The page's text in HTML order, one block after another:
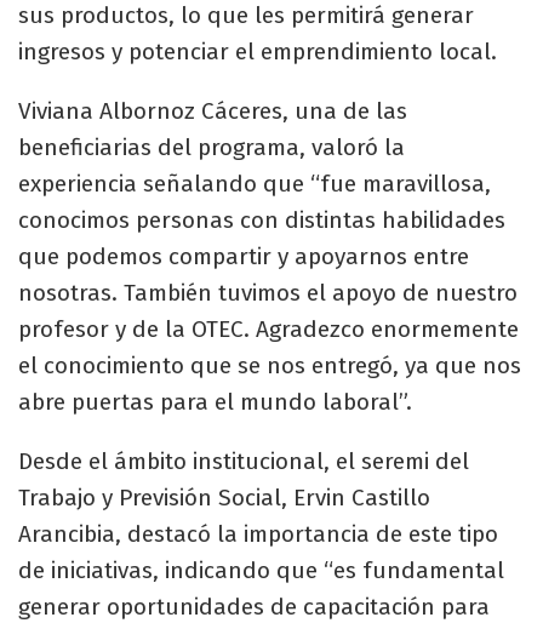
sus productos, lo que les permitirá generar
ingresos y potenciar el emprendimiento local.
Viviana Albornoz Cáceres, una de las
beneficiarias del programa, valoró la
experiencia señalando que “fue maravillosa,
conocimos personas con distintas habilidades
que podemos compartir y apoyarnos entre
nosotras. También tuvimos el apoyo de nuestro
profesor y de la OTEC. Agradezco enormemente
el conocimiento que se nos entregó, ya que nos
abre puertas para el mundo laboral”.
Desde el ámbito institucional, el seremi del
Trabajo y Previsión Social, Ervin Castillo
Arancibia, destacó la importancia de este tipo
de iniciativas, indicando que “es fundamental
generar oportunidades de capacitación para